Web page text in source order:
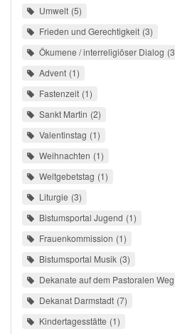
Umwelt 5
Frieden und Gerechtigkeit 3
Ökumene / interreligiöser Dialog 3
Advent 1
Fastenzeit 1
Sankt Martin 2
Valentinstag 1
Weihnachten 1
Weltgebetstag 1
Liturgie 3
Bistumsportal Jugend 1
Frauenkommission 1
Bistumsportal Musik 3
Dekanate auf dem Pastoralen Weg
Dekanat Darmstadt 7
Kindertagesstätte 1